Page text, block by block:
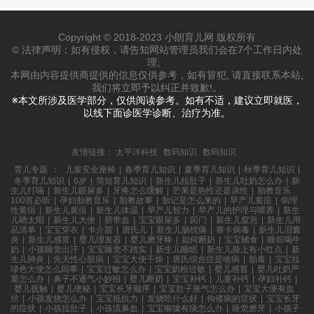
Copyright © 2018-2023 小朗育儿网 版权所有
© 法律声明：如有侵权，请告知网站管理员我们会在7个工作日内处
理。
本网由内容提供商提供的信息仅供参考，如有冒犯, 请直接联系本站,
我们将立即予以纠正并致歉!。
※本文所涉及医学部分，仅供阅读参考。如有不适，建议立即就医，
以线下面诊医学诊断、治疗为准。
友情链接： 太平洋科技 数码知识
数码知识
育儿专题
： 儿童安全座椅 | 春季育儿知识 | 夏季育儿知识 | 秋季育儿知识 |
冬季育儿知识 | 6岁 | 简短育儿知识 | 新生儿拉肚子 | 新生儿吐奶怎么办 | 新
生儿打嗝 | 新生儿眼屎多 | 牙疼怎么缓解 | 芒果是热性还是凉性 | 胎教音乐
100首必听 | 孕妇胎教音乐 | 胎教故事 | 胎记是怎么来的 | 早产儿黄疸 | 病理
性黄疸 | 新生儿黄疸 | 新生儿体温 | 早产儿智力 | 早产儿的护理与喂养 | 新生
儿晒太阳 | 新生儿大便 | 脐带血 | 宝宝眼屎多 | 囟门 | 新生儿窒息 | 新生儿用
品清单 | 宝宝穿衣 | 卡介苗 | 唐氏儿 | 新生儿肠绞痛 | 寨卡病毒 | 新生儿泪囊
炎 | 新生儿感冒 | 婴儿理发器 | 婴儿磨牙棒 | 如何断奶 | 宝宝辅食 | 睡前喝牛
奶 | 小孩睡觉出汗 | 宝宝睡觉不踏实 | 新生儿睡眠 | 新生儿脸上有小红点 | 新
生儿肺炎 | 先天性心脏病 | 宝宝大便干燥 | 唐氏综合症是啥病 | 胎毒 | 宝宝拉
绿色大便怎么回事 | 宝宝过敏怎么办 | 宝宝奶粉过敏 | 婴儿感冒 | 婴儿吐奶严
重怎么办 | 鼻子不通气小妙招 | 婴儿断奶 | 宝宝补钙 | 儿童补钙 | 孕妇补钙 |
婴儿抚触 | 婴儿便秘 | 宝宝长牙顺序 | 宝宝肚子胀气怎么办 | 宝宝大便有血
丝 | 小孩发烧怎么办 | 宝宝抵抗力 | 发烧吃什么好 | 佝偻病的症状 | 宝宝长牙
的症状 | 小孩拉肚子 | 小孩流鼻血 | 宝宝喉咙有痰怎么办 | 睡觉磨牙 | 小孩子